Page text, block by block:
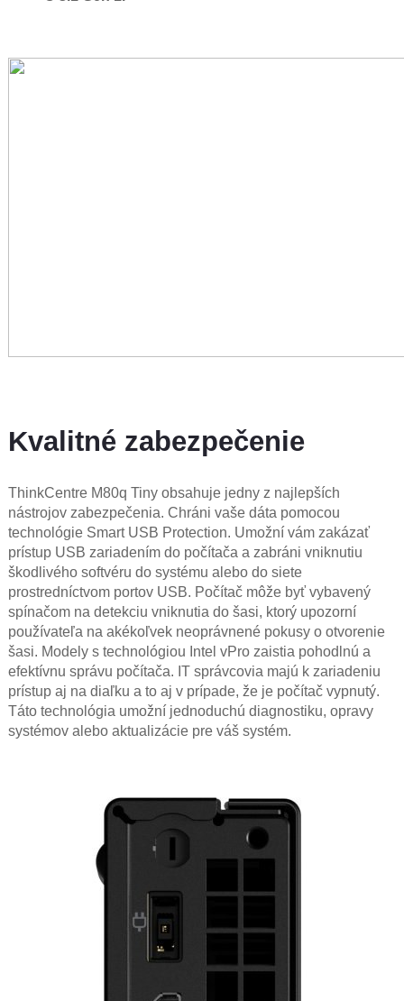
Kvalitné zabezpečenie
ThinkCentre M80q Tiny obsahuje jedny z najlepších
nástrojov zabezpečenia. Chráni vaše dáta pomocou
technológie Smart USB Protection. Umožní vám zakázať
prístup USB zariadením do počítača a zabráni vniknutiu
škodlivého softvéru do systému alebo do siete
prostredníctvom portov USB. Počítač môže byť vybavený
spínačom na detekciu vniknutia do šasi, ktorý upozorní
používateľa na akékoľvek neoprávnené pokusy o otvorenie
šasi. Modely s technológiou Intel vPro zaistia pohodlnú a
efektívnu správu počítača. IT správcovia majú k zariadeniu
prístup aj na diaľku a to aj v prípade, že je počítač vypnutý.
Táto technológia umožní jednoduchú diagnostiku, opravy
systémov alebo aktualizácie pre váš systém.